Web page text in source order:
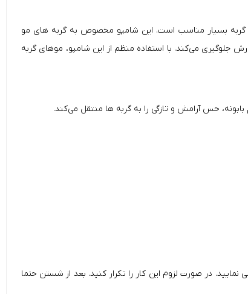
گربه بسیار مناسب است. این شامپو مخصوص به گربه های مو
جلوگیری می‌کند. با استفاده منظم از این شامپو، موهای گربه
حس آرامش و تازگی را به گربه ها منتقل می‌کند.
در صورت لزوم این کار را تکرار کنید. بعد از شستن حتما